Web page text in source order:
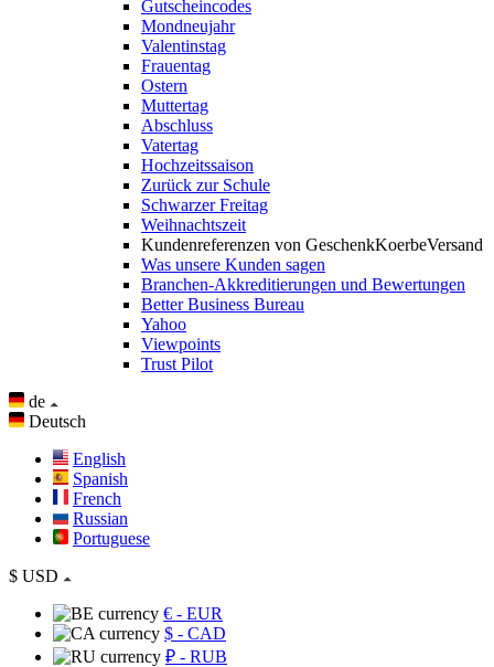
Gutscheincodes
Mondneujahr
Valentinstag
Frauentag
Ostern
Muttertag
Abschluss
Vatertag
Hochzeitssaison
Zurück zur Schule
Schwarzer Freitag
Weihnachtszeit
Kundenreferenzen von GeschenkKoerbeVersand
Was unsere Kunden sagen
Branchen-Akkreditierungen und Bewertungen
Better Business Bureau
Yahoo
Viewpoints
Trust Pilot
de
Deutsch
English
Spanish
French
Russian
Portuguese
$ USD
€ - EUR
$ - CAD
₽ - RUB